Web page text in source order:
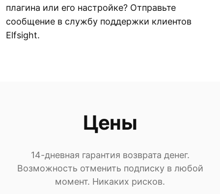
плагина или его настройке? Отправьте
сообщение в службу поддержки клиентов
Elfsight.
Цены
14-дневная гарантия возврата денег.
Возможность отменить подписку в любой
момент. Никаких рисков.